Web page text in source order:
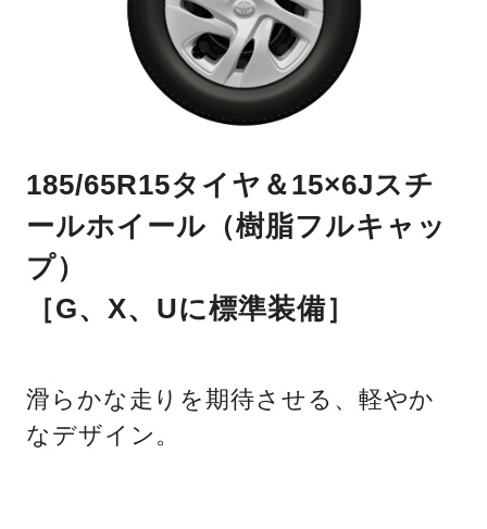
185/65R15タイヤ＆15×6Jスチ
ールホイール（樹脂フルキャッ
プ）
［G、X、Uに標準装備］
滑らかな走りを期待させる、軽やか
なデザイン。